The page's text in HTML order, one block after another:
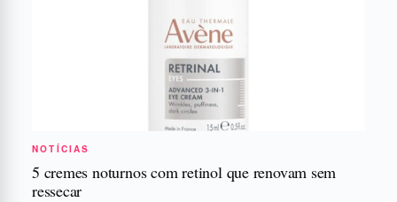
NOTÍCIAS
5 cremes noturnos com retinol que renovam sem
ressecar